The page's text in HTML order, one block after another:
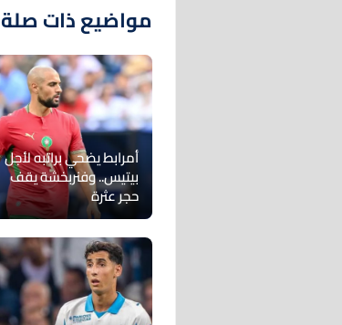
مواضيع ذات صلة
أمرابط يضحي براتبه لأجل
بيتيس.. وفنربخشة يقف
حجر عثرة